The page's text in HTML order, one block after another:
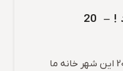
20
عکسها سخن میگویند ! – 20 این شهر خانه ما